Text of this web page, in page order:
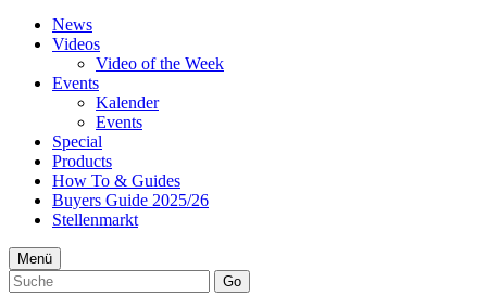
News
Videos
Video of the Week
Events
Kalender
Events
Special
Products
How To & Guides
Buyers Guide 2025/26
Stellenmarkt
Menü
Go